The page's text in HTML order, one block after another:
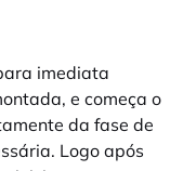
imediata
e começa o
da fase de
Logo após